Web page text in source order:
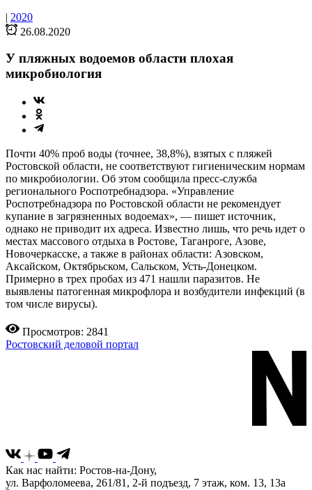
| 2020
26.08.2020
У пляжных водоемов области плохая
микробиология
Почти 40% проб воды (точнее, 38,8%), взятых с пляжей
Ростовской области, не соответствуют гигиеническим нормам
по микробиологии. Об этом сообщила пресс-служба
регионального Роспотребнадзора. «Управление
Роспотребнадзора по Ростовской области не рекомендует
купание в загрязненных водоемах», — пишет источник,
однако не приводит их адреса. Известно лишь, что речь идет о
местах массового отдыха в Ростове, Таганроге, Азове,
Новочеркасске, а также в районах области: Азовском,
Аксайском, Октябрьском, Сальском, Усть-Донецком.
Примерно в трех пробах из 471 нашли паразитов. Не
выявлены патогенная микрофлора и возбудители инфекций (в
том числе вирусы).
Просмотров: 2841
Ростовский деловой портал
Как нас найти: Ростов-на-Дону,
ул. Варфоломеева, 261/81, 2-й подъезд, 7 этаж, ком. 13, 13а